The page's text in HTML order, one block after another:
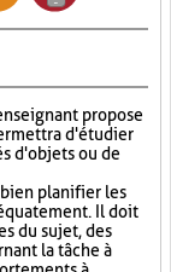
propose
d'étudier
d'objets ou de
planifier les
Il doit
du sujet, des
la tâche à